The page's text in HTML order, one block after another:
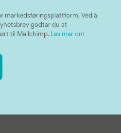
markedsføringsplattform. Ved å
godtar du at
til Mailchimp. Les mer om